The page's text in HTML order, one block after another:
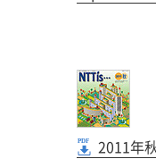
2011年